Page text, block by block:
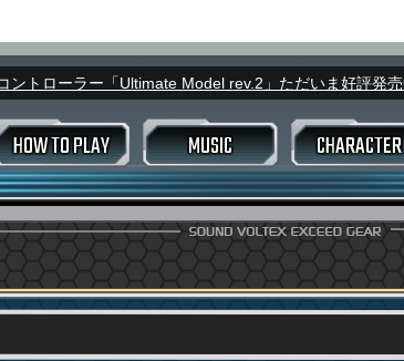
HOW TO PLAY
の進め方 モード選択画面
MUSIC CHARACTER
FLOOR
ンキング バトルランキング
ネーム変更 楽曲データ
ントローラー「Ultimate Model rev.2」ただいま好評発売